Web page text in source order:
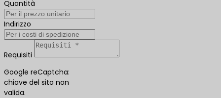
Quantità
Indirizzo
Requisiti
Google reCaptcha:
chiave del sito non
valida.